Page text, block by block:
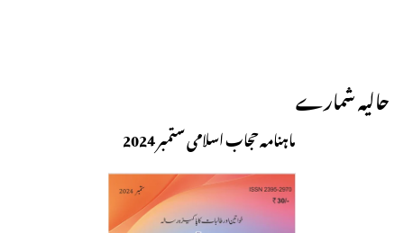
حالیہ شمارے
ماہنامہ حجاب اسلامی ستمبر 2024